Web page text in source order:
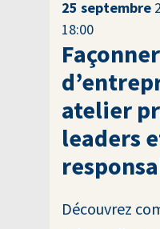
25 septembre
18:00
atelier
leaders
Découvrez